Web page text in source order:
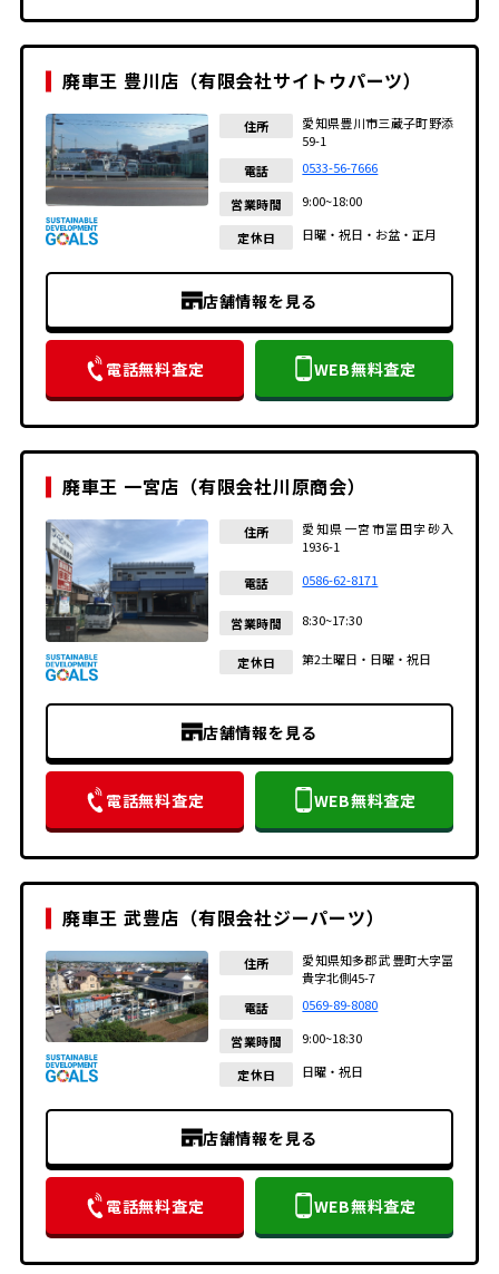
廃車王 豊川店（有限会社サイトウパーツ）
住所
愛知県豊川市三蔵子町野添
59-1
電話
0533-56-7666
営業時間 9:00~18:00
定休日 日曜・祝日・お盆・正月
店舗情報を見る
電話無料査定 WEB無料査定
廃車王 一宮店（有限会社川原商会）
住所
愛知県一宮市冨田字砂入
1936-1
電話 0586-62-8171
営業時間 8:30~17:30
定休日 第2土曜日・日曜・祝日
店舗情報を見る
電話無料査定 WEB無料査定
廃車王 武豊店（有限会社ジーパーツ）
住所
愛知県知多郡 武豊町大字冨
貴字北側45-7
電話
0569-89-8080
営業時間 9:00~18:30
定休日 日曜・祝日
店舗情報を見る
電話無料査定 WEB無料査定